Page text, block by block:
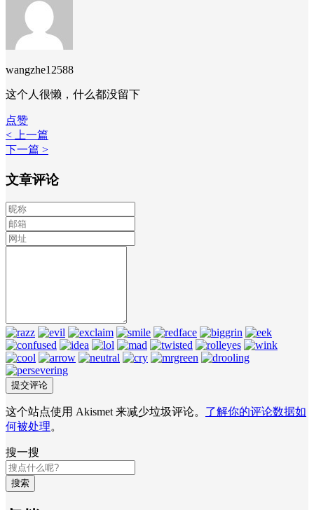
wangzhe12588
这个人很懒，什么都没留下
点赞
< 上一篇
下一篇 >
文章评论
这个站点使用 Akismet 来减少垃圾评论。 了解你的评论数据如
何被处理。
搜一搜
搜索